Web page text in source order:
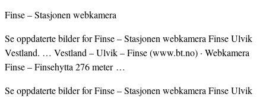
Finse – Stasjonen webkamera
Se oppdaterte bilder for Finse – Stasjonen webkamera Finse Ulvik
Vestland. … Vestland – Ulvik – Finse (www.bt.no) · Webkamera
Finse – Finsehytta 276 meter …
Se oppdaterte bilder for Finse – Stasjonen webkamera Finse Ulvik